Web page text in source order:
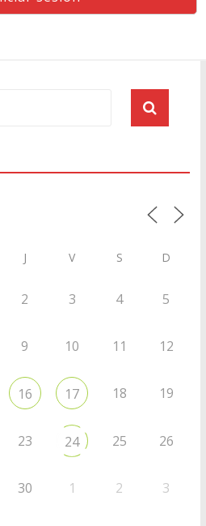
J V S D
2 3 4 5
9 10 11 12
16 17 18 19
23 24 25 26
30 1 2 3